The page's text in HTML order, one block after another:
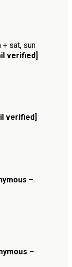
+ sat, sun
verified]
verified]
–
–